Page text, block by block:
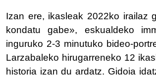
Izan ere, ikasleak 2022ko irailaz
kondatu gabe», eskualdeko
inguruko 2-3 minutuko bideo-
Larzabaleko hirugarreneko 12
historia izan du ardatz. Gidoia